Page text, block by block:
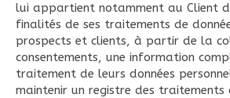
lui appartient notamment au Client
finalités de ses traitements de
prospects et clients, à partir de la
consentements, une information
traitement de leurs données
maintenir un registre des traitements